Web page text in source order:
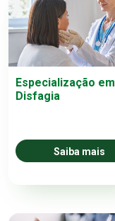
Especialização em
Disfagia
Saiba mais